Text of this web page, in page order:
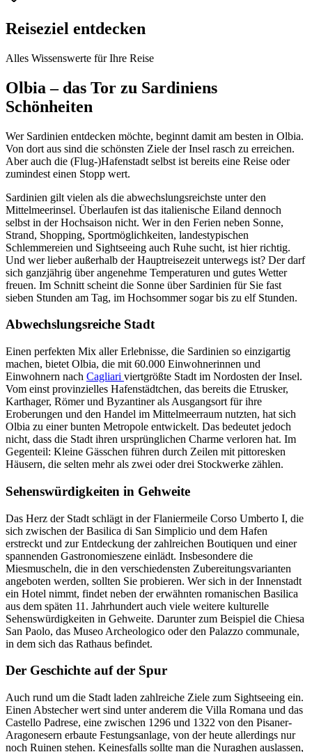
Reiseziel entdecken
Alles Wissenswerte für Ihre Reise
Olbia – das Tor zu Sardiniens
Schönheiten
Wer Sardinien entdecken möchte, beginnt damit am besten in Olbia.
Von dort aus sind die schönsten Ziele der Insel rasch zu erreichen.
Aber auch die (Flug-)Hafenstadt selbst ist bereits eine Reise oder
zumindest einen Stopp wert.
Sardinien gilt vielen als die abwechslungsreichste unter den
Mittelmeerinsel. Überlaufen ist das italienische Eiland dennoch
selbst in der Hochsaison nicht. Wer in den Ferien neben Sonne,
Strand, Shopping, Sportmöglichkeiten, landestypischen
Schlemmereien und Sightseeing auch Ruhe sucht, ist hier richtig.
Und wer lieber außerhalb der Hauptreisezeit unterwegs ist? Der darf
sich ganzjährig über angenehme Temperaturen und gutes Wetter
freuen. Im Schnitt scheint die Sonne über Sardinien für Sie fast
sieben Stunden am Tag, im Hochsommer sogar bis zu elf Stunden.
Abwechslungsreiche Stadt
Einen perfekten Mix aller Erlebnisse, die Sardinien so einzigartig
machen, bietet Olbia, die mit 60.000 Einwohnerinnen und
Einwohnern nach Cagliari viertgrößte Stadt im Nordosten der Insel.
Vom einst provinzielles Hafenstädtchen, das bereits die Etrusker,
Karthager, Römer und Byzantiner als Ausgangsort für ihre
Eroberungen und den Handel im Mittelmeerraum nutzten, hat sich
Olbia zu einer bunten Metropole entwickelt. Das bedeutet jedoch
nicht, dass die Stadt ihren ursprünglichen Charme verloren hat. Im
Gegenteil: Kleine Gässchen führen durch Zeilen mit pittoresken
Häusern, die selten mehr als zwei oder drei Stockwerke zählen.
Sehenswürdigkeiten in Gehweite
Das Herz der Stadt schlägt in der Flaniermeile Corso Umberto I, die
sich zwischen der Basilica di San Simplicio und dem Hafen
erstreckt und zur Entdeckung der zahlreichen Boutiquen und einer
spannenden Gastronomieszene einlädt. Insbesondere die
Miesmuscheln, die in den verschiedensten Zubereitungsvarianten
angeboten werden, sollten Sie probieren. Wer sich in der Innenstadt
ein Hotel nimmt, findet neben der erwähnten romanischen Basilica
aus dem späten 11. Jahrhundert auch viele weitere kulturelle
Sehenswürdigkeiten in Gehweite. Darunter zum Beispiel die Chiesa
San Paolo, das Museo Archeologico oder den Palazzo communale,
in dem sich das Rathaus befindet.
Der Geschichte auf der Spur
Auch rund um die Stadt laden zahlreiche Ziele zum Sightseeing ein.
Einen Abstecher wert sind unter anderem die Villa Romana und das
Castello Padrese, eine zwischen 1296 und 1322 von den Pisaner-
Aragonesern erbaute Festungsanlage, von der heute allerdings nur
noch Ruinen stehen. Keinesfalls sollte man die Nuraghen auslassen,